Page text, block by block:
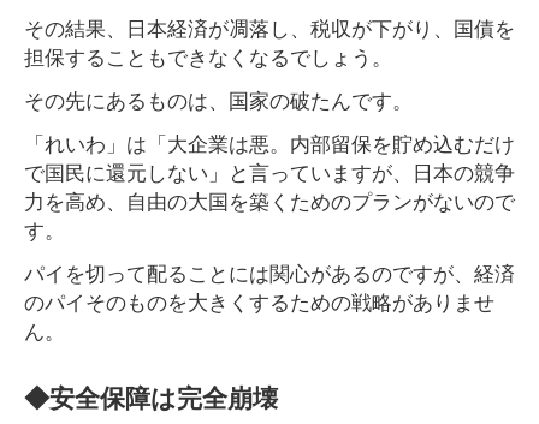
その結果、日本経済が凋落し、税収が下がり、国債を
担保することもできなくなるでしょう。
その先にあるものは、国家の破たんです。
「れいわ」は「大企業は悪。内部留保を貯め込むだけ
で国民に還元しない」と言っていますが、日本の競争
力を高め、自由の大国を築くためのプランがないので
す。
パイを切って配ることには関心があるのですが、経済
のパイそのものを大きくするための戦略がありませ
ん。
◆安全保障は完全崩壊